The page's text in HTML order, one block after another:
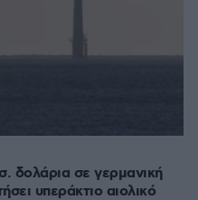
δολάρια σε γερμανική
υπεράκτιο αιολικό